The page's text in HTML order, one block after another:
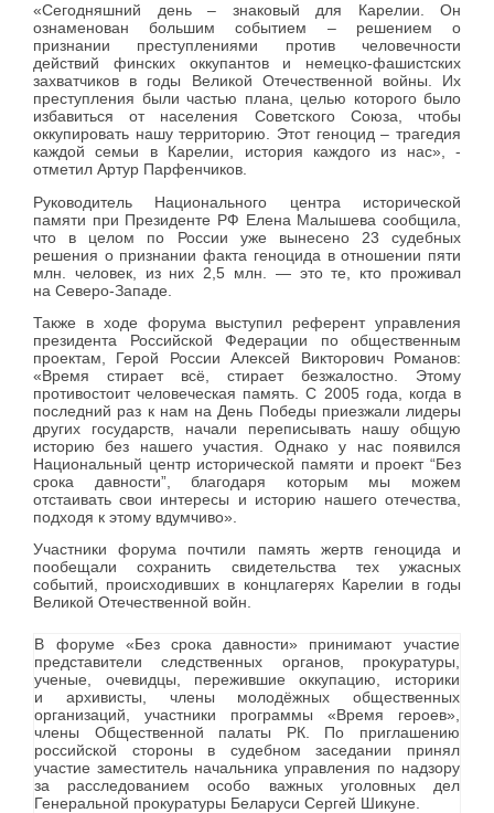
«Сегодняшний день – знаковый для Карелии. Он
ознаменован большим событием – решением о
признании преступлениями против человечности
действий финских оккупантов и немецко-фашистских
захватчиков в годы Великой Отечественной войны. Их
преступления были частью плана, целью которого было
избавиться от населения Советского Союза, чтобы
оккупировать нашу территорию. Этот геноцид – трагедия
каждой семьи в Карелии, история каждого из нас», -
отметил Артур Парфенчиков.
Руководитель Национального центра исторической
памяти при Президенте РФ Елена Малышева сообщила,
что в целом по России уже вынесено 23 судебных
решения о признании факта геноцида в отношении пяти
млн. человек, из них 2,5 млн. — это те, кто проживал
на Северо-Западе.
Также в ходе форума выступил референт управления
президента Российской Федерации по общественным
проектам, Герой России Алексей Викторович Романов:
«Время стирает всё, стирает безжалостно. Этому
противостоит человеческая память. С 2005 года, когда в
последний раз к нам на День Победы приезжали лидеры
других государств, начали переписывать нашу общую
историю без нашего участия. Однако у нас появился
Национальный центр исторической памяти и проект “Без
срока давности”, благодаря которым мы можем
отстаивать свои интересы и историю нашего отечества,
подходя к этому вдумчиво».
Участники форума почтили память жертв геноцида и
пообещали сохранить свидетельства тех ужасных
событий, происходивших в концлагерях Карелии в годы
Великой Отечественной войн.
В форуме «Без срока давности» принимают участие
представители следственных органов, прокуратуры,
ученые, очевидцы, пережившие оккупацию, историки
и архивисты, члены молодёжных общественных
организаций, участники программы «Время героев»,
члены Общественной палаты РК. По приглашению
российской стороны в судебном заседании принял
участие заместитель начальника управления по надзору
за расследованием особо важных уголовных дел
Генеральной прокуратуры Беларуси Сергей Шикуне.